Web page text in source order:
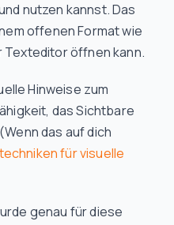
nutzen kannst. Das
offenen Format wie
Texteditor öffnen kann.
Hinweise zum
das Sichtbare
das auf dich
für visuelle
genau für diese